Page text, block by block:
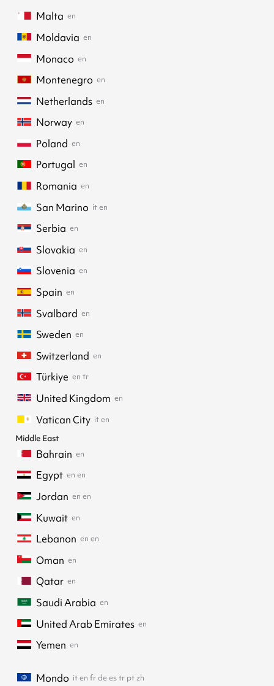
Malta en
Moldavia en
Monaco en
Montenegro en
Netherlands en
Norway en
Poland en
Portugal en
Romania en
San Marino iten
Serbia en
Slovakia en
Slovenia en
Spain en
Svalbard en
Sweden en
Switzerland en
Türkiye en tr
United Kingdom en
Vatican City iten
Middle East
Bahrain en
Egypt en en
Jordan en en
Kuwait en
Lebanon en en
Oman en
Qatar en
Saudi Arabia en
United Arab Emirates en
Yemen en
Mondo iten frdeestr ptzh